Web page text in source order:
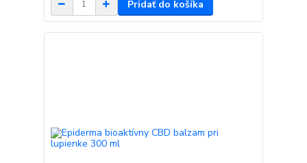
Pridať do košíka